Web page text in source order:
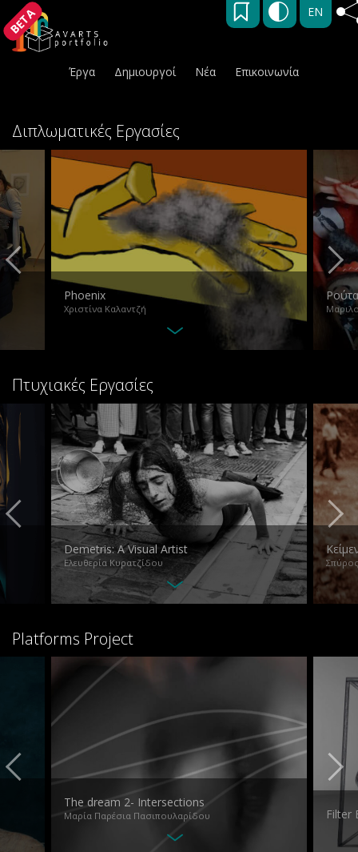
BETA EN
Έργα Δημιουργοί Νέα Επικοινωνία
Διπλωματικές Εργασίες
Phoenix
Χριστίνα Καλαντζή
Ρούτα
Πτυχιακές Εργασίες
Demetris: A Visual Artist
Ελευθερία Κυρατζίδου
Platforms Project
The dream 2- Intersections
Μαρία Παρέσια Πασιπουλαρίδου Filter